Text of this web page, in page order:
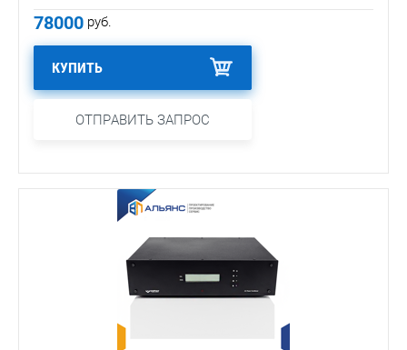
78000 руб.
КУПИТЬ
ОТПРАВИТЬ ЗАПРОС